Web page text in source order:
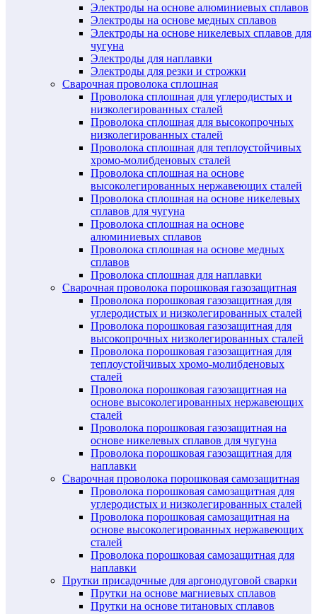
Электроды на основе алюминиевых сплавов
Электроды на основе медных сплавов
Электроды на основе никелевых сплавов для
чугуна
Электроды для наплавки
Электроды для резки и строжки
Сварочная проволока сплошная
Проволока сплошная для углеродистых и
низколегированных сталей
Проволока сплошная для высокопрочных
низколегированных сталей
Проволока сплошная для теплоустойчивых
хромо-молибденовых сталей
Проволока сплошная на основе
высоколегированных нержавеющих сталей
Проволока сплошная на основе никелевых
сплавов для чугуна
Проволока сплошная на основе
алюминиевых сплавов
Проволока сплошная на основе медных
сплавов
Проволока сплошная для наплавки
Сварочная проволока порошковая газозащитная
Проволока порошковая газозащитная для
углеродистых и низколегированных сталей
Проволока порошковая газозащитная для
высокопрочных низколегированных сталей
Проволока порошковая газозащитная для
теплоустойчивых хромо-молибденовых
сталей
Проволока порошковая газозащитная на
основе высоколегированных нержавеющих
сталей
Проволока порошковая газозащитная на
основе никелевых сплавов для чугуна
Проволока порошковая газозащитная для
наплавки
Сварочная проволока порошковая самозащитная
Проволока порошковая самозащитная для
углеродистых и низколегированных сталей
Проволока порошковая самозащитная на
основе высоколегированных нержавеющих
сталей
Проволока порошковая самозащитная для
наплавки
Прутки присадочные для аргонодуговой сварки
Прутки на основе магниевых сплавов
Прутки на основе титановых сплавов